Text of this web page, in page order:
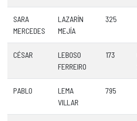
SARA
MERCEDES
LAZARÍN
MEJÍA
325
CÉSAR
LEBOSO
FERREIRO
173
PABLO
LEMA
VILLAR
795